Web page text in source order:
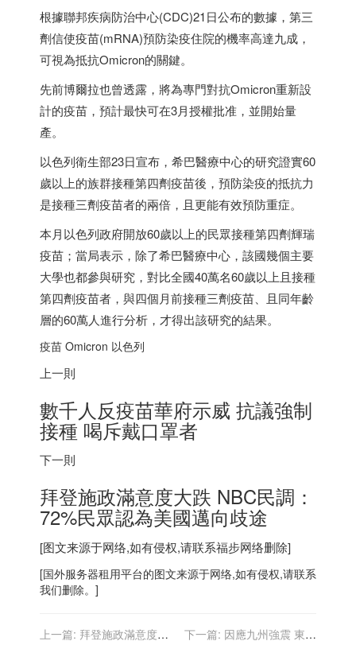
根據聯邦疾病防治中心(CDC)21日公布的數據，第三
劑信使疫苗(mRNA)預防染疫住院的機率高達九成，
可視為抵抗Omicron的關鍵。
先前博爾拉也曾透露，將為專門對抗Omicron重新設
計的疫苗，預計最快可在3月授權批准，並開始量
產。
以色列衛生部23日宣布，希巴醫療中心的研究證實60
歲以上的族群接種第四劑疫苗後，預防染疫的抵抗力
是接種三劑疫苗者的兩倍，且更能有效預防重症。
本月以色列政府開放60歲以上的民眾接種第四劑輝瑞
疫苗；當局表示，除了希巴醫療中心，該國幾個主要
大學也都參與研究，對比全國40萬名60歲以上且接種
第四劑疫苗者，與四個月前接種三劑疫苗、且同年齡
層的60萬人進行分析，才得出該研究的結果。
疫苗 Omicron 以色列
上一則
數千人反疫苗華府示威 抗議強制
接種 喝斥戴口罩者
下一則
拜登施政滿意度大跌 NBC民調：
72%民眾認為美國邁向歧途
[图文来源于网络,如有侵权,请联系福步网络删除]
[国外服务器租用平台的图文来源于网络,如有侵权,请联系
我们删除。]
上一篇: 拜登施政滿意度大
下一篇: 因應九州強震 東芝